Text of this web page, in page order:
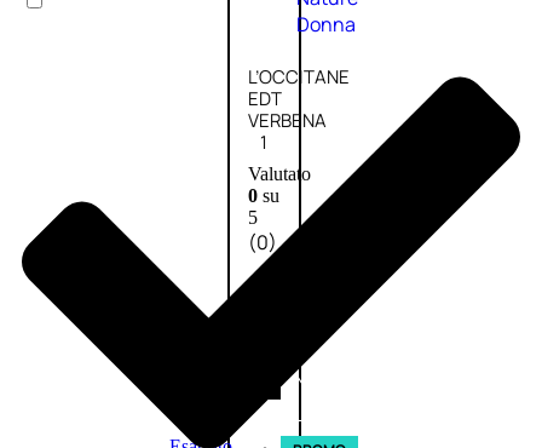
Donna
L’OCCITANE
EDT
VERBENA
1
Valutato
0su
5
(0)
56,00
AGGIUNGI
AL
CARRELLO